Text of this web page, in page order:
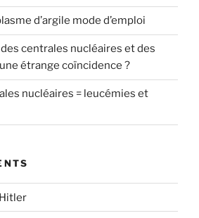
d’argile mode d’emploi
centrales nucléaires et des
étrange coïncidence ?
nucléaires = leucémies et